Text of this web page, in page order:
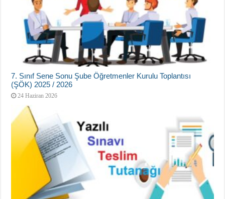
7. Sınıf Sene Sonu Şube Öğretmenler Kurulu Toplantısı
(ŞÖK) 2025 / 2026
24 Haziran 2026